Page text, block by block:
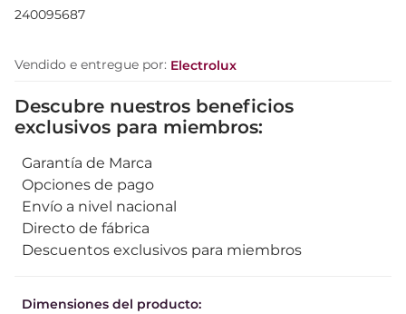
240095687
Vendido e entregue por: Electrolux
Descubre nuestros beneficios
exclusivos para miembros:
Garantía de Marca
Opciones de pago
Envío a nivel nacional
Directo de fábrica
Descuentos exclusivos para miembros
Dimensiones del producto: